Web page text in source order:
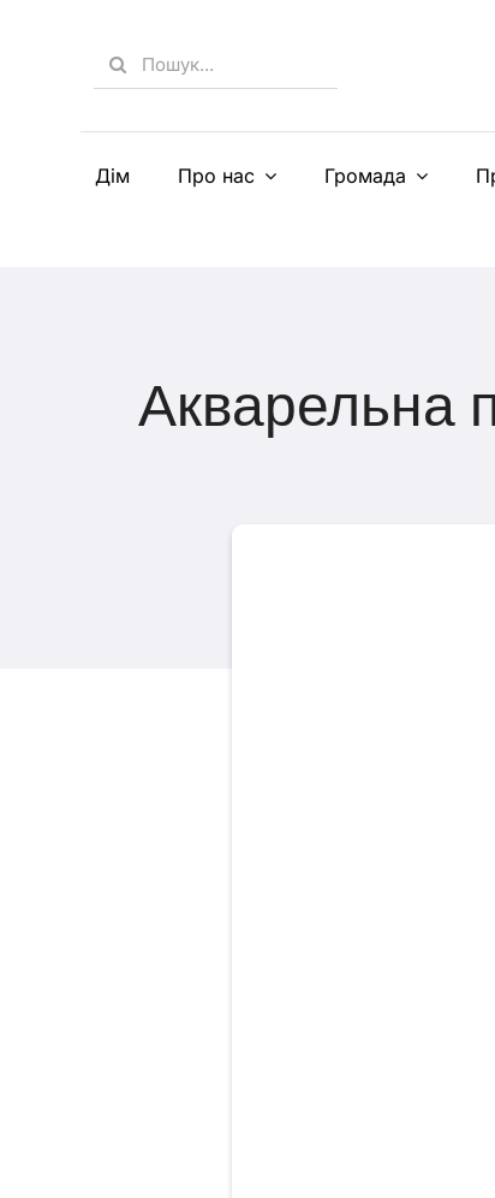
Search
for:
Дім Про нас Громада
Акварельна